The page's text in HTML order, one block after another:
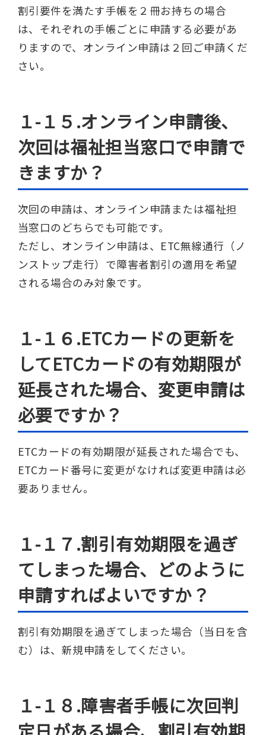
割引要件を満たす手帳を２冊お持ちの場合
は、それぞれの手帳ごとに申請する必要があ
りますので、オンライン申請は２回ご申請くだ
さい。
１-１５.オンライン申請後、
次回は福祉担当窓口で申請で
きますか？
次回の申請は、オンライン申請または福祉担
当窓口のどちらでも可能です。
ただし、オンライン申請は、ETC無線通行（ノ
ンストップ走行）で障害者割引の適用を希望
される場合のみ対象です。
１-１６.ETCカードの更新を
してETCカードの有効期限が
延長された場合、変更申請は
必要ですか？
ETCカードの有効期限が延長された場合でも、
ETCカード番号に変更がなければ変更申請は必
要ありません。
１-１７.割引有効期限を過ぎ
てしまった場合、どのように
申請すればよいですか？
割引有効期限を過ぎてしまった場合（当日を含
む）は、新規申請をしてください。
１-１８.障害者手帳に次回判